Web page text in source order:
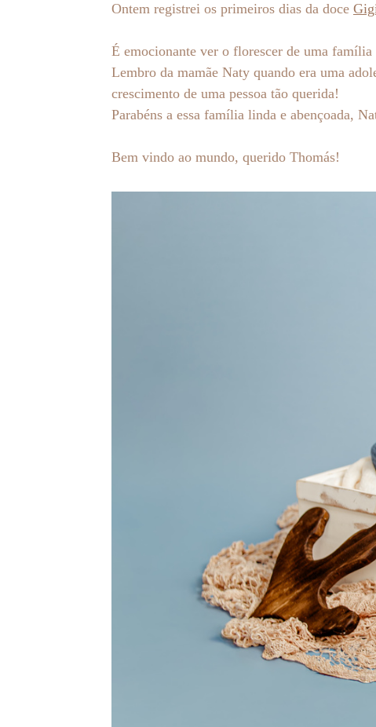
Ontem registrei os primeiros dias da doce
É emocionante ver o florescer de uma família
Lembro da mamãe Naty quando era uma
crescimento de uma pessoa tão querida!
Parabéns a essa família linda e abençoada,
Bem vindo ao mundo, querido Thomás!